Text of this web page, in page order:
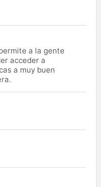
a la gente
acceder a
a muy buen